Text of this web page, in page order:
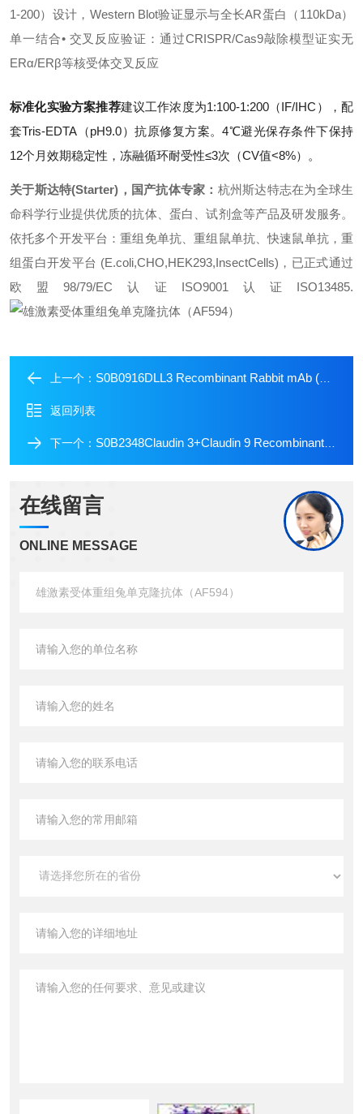
1-200）设计，Western Blot验证显示与全长AR蛋白（110kDa）
单一结合• 交叉反应验证：通过CRISPR/Cas9敲除模型证实无
ERα/ERβ等核受体交叉反应
标准化实验方案推荐建议工作浓度为1:100-1:200（IF/IHC），配
套Tris-EDTA（pH9.0）抗原修复方案。4℃避光保存条件下保持
12个月效期稳定性，冻融循环耐受性≤3次（CV值<8%）。
关于斯达特(Starter)，国产抗体专家： 杭州斯达特志在为全球生
命科学行业提供优质的抗体、蛋白、试剂盒等产品及研发服务。
依托多个开发平台：重组免单抗、重组鼠单抗、快速鼠单抗，重
组蛋白开发平台 (E.coli,CHO,HEK293,InsectCells)，已正式通过
欧盟98/79/EC认证ISO9001认证ISO13485.
上一个： S0B0916DLL3 Recombinant Rabbit mAb (S-207-179)
返回列表
下一个： S0B2348Claudin 3+Claudin 9 Recombinant Rabbit mAb (SDT-1452-69)
在线留言
ONLINE MESSAGE